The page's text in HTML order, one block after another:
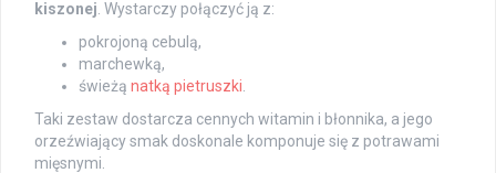
kiszonej . Wystarczy połączyć ją z:
pokrojoną cebulą,
marchewką,
świeżą natką pietruszki
Taki zestaw dostarcza cennych witamin i błonnika, a jego
orzeźwiający smak doskonale komponuje się z potrawami
mięsnymi.